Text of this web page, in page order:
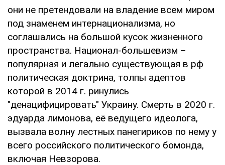
они не претендовали на владение всем миром
под знаменем интернационализма, но
соглашались на большой кусок жизненного
пространства. Национал-большевизм –
популярная и легально существующая в рф
политическая доктрина, толпы адептов
которой в 2014 г. ринулись
"денацифицировать" Украину. Смерть в 2020 г.
эдуарда лимонова, её ведущего идеолога,
вызвала волну лестных панегириков по нему у
всего российского политического бомонда,
включая Невзорова.